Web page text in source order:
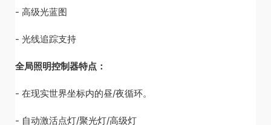
- 高级光蓝图
- 光线追踪支持
全局照明控制器特点：
- 在现实世界坐标内的昼/夜循环。
- 自动激活点灯/聚光灯/高级灯